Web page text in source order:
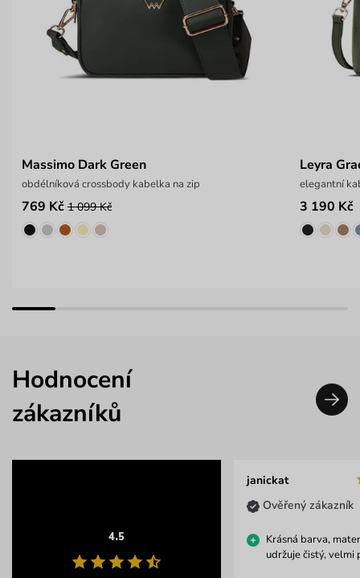
Massimo Dark Green
obdélníková crossbody kabelka na zip
769 Kč 1 099 Kč
Leyra
elegantní
3 190 Kč
Hodnocení
zákazníků
4.5
janickat
Ověřený zákazník
Krásná barva,
udržuje čistý, velmi